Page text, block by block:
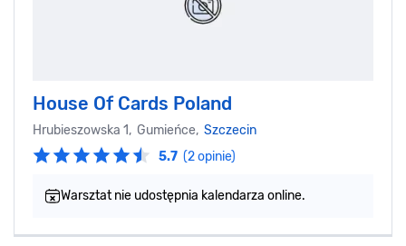
House Of Cards Poland
Hrubieszowska 1, Gumieńce, Szczecin
5.7 (2 opinie)
Warsztat nie udostępnia kalendarza online.